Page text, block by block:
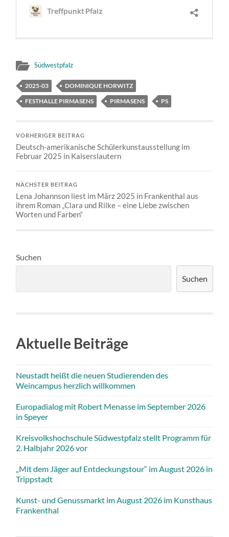
Südwestpfalz
2025-03
DOMINIQUE HORWITZ
FESTHALLE PIRMASENS
PIRMASENS PS
VORHERIGER BEITRAG
Deutsch-amerikanische Schülerkunstausstellung im
Februar 2025 in Kaiserslautern
NÄCHSTER BEITRAG
Lena Johannson liest im März 2025 in Frankenthal aus
ihrem Roman „Clara und Rilke – eine Liebe zwischen
Worten und Farben“
Suchen
Suchen
Aktuelle Beiträge
Neustadt heißt die neuen Studierenden des
Weincampus herzlich willkommen
Europadialog mit Robert Menasse im September 2026
in Speyer
Kreisvolkshochschule Südwestpfalz stellt Programm für
2. Halbjahr 2026 vor
„Mit dem Jäger auf Entdeckungstour“ im August 2026 in
Trippstadt
Kunst- und Genussmarkt im August 2026 im Kunsthaus
Frankenthal